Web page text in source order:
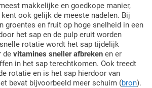
makkelijke en goedkope manier,
ook gelijk de meeste nadelen. Bij
groentes en fruit op hoge snelheid in een
het sap en de pulp eruit worden
rotatie wordt het sap tijdelijk
de vitamines sneller afbreken en er
in het sap terechtkomen. Ook treedt
rotatie en is het sap hierdoor van
bevat bijvoorbeeld meer schuim (bron).